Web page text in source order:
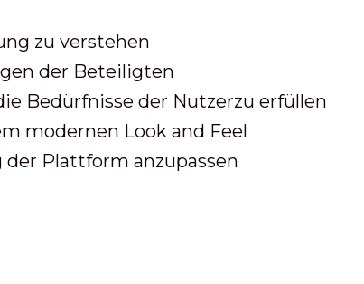
zu verstehen
der Beteiligten
Bedürfnisse der Nutzerzu erfüllen
modernen Look and Feel
Plattform anzupassen